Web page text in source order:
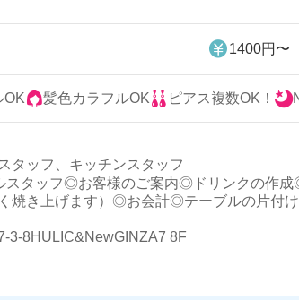
1400円〜
OK 髪色カラフルOK ピアス複数OK！
タッフ、キッチンスタッフ
スタッフ◎お客様のご案内◎ドリンクの作
焼き上げます）◎お会計◎テーブルの片付
3-8HULIC&NewGINZA7 8F